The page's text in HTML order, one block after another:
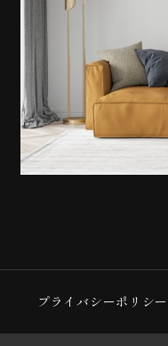
プライバシーポリシー